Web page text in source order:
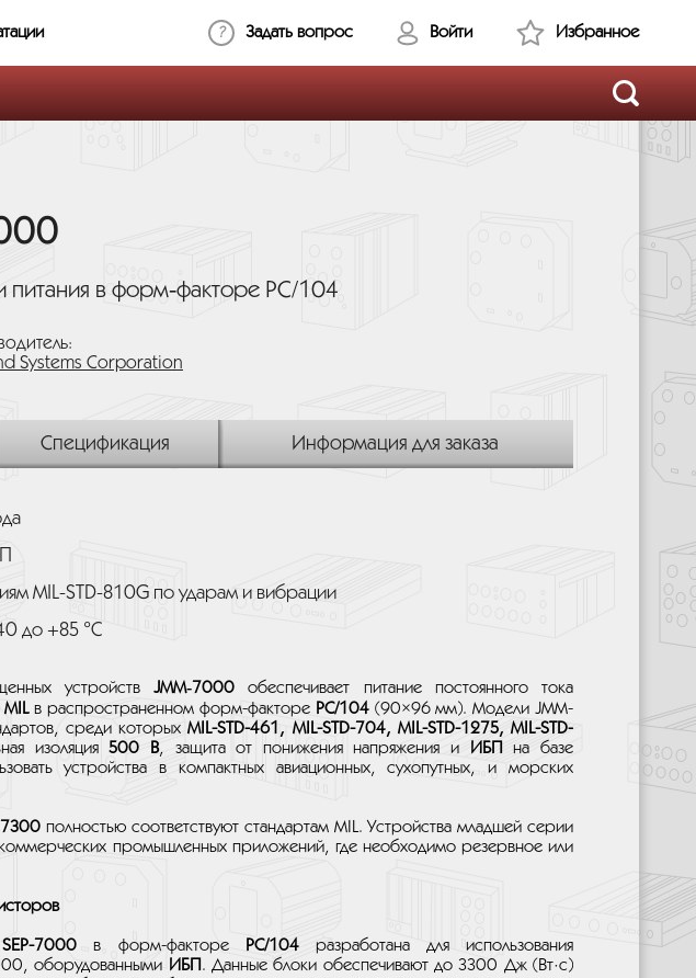
Задать вопрос Войти Избранное
в форм‑факторе PC/104
Systems Corporation
Спецификация Информация для заказа
MIL-STD-810G по ударам и вибрации
до +85 °C
устройств JMM‑7000 обеспечивает питание постоянного тока
MILв распространенном форм-факторе PC/104 (90×96 мм). Модели JMM-
среди которыхMIL-STD-461, MIL-STD-704, MIL-STD-1275, MIL-STD-
изоляция500 В, защита от понижения напряжения и ИБП
на базе
устройства в компактных авиационных, сухопутных, и морских
7300 полностью соответствуют стандартам MIL. Устройства младшей серии
коммерческих промышленных приложений, где необходимо резервное или
SEP-7000 в форм-фактореPC/104разработана для использования
оборудованными ИБП . Данные блоки обеспечивают до 3300 Дж (Вт·с)